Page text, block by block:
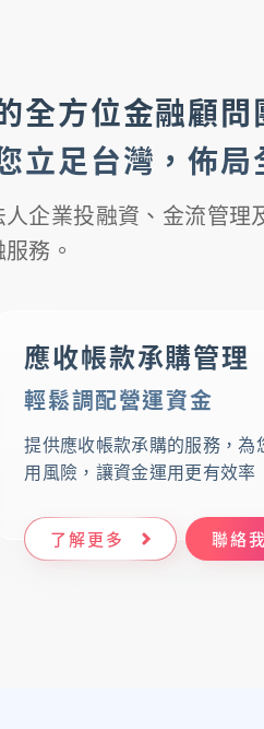
全方位金融顧問
立足台灣，佈局
企業投融資、金流管理
務。
應收帳款承購管理
輕鬆調配營運資金
提供應收帳款承購的服務，為
用風險，讓資金運用更有效率
了解更多 聯絡